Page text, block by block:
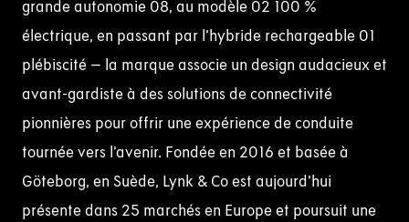
grande autonomie 08, au modèle 02 100 %
électrique, en passant par l’hybride rechargeable 01
plébiscité – la marque associe un design audacieux et
avant-gardiste à des solutions de connectivité
pionnières pour offrir une expérience de conduite
tournée vers l’avenir. Fondée en 2016 et basée à
Göteborg, en Suède, Lynk & Co est aujourd’hui
présente dans 25 marchés en Europe et poursuit une